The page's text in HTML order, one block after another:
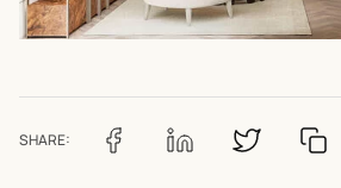
SHARE: